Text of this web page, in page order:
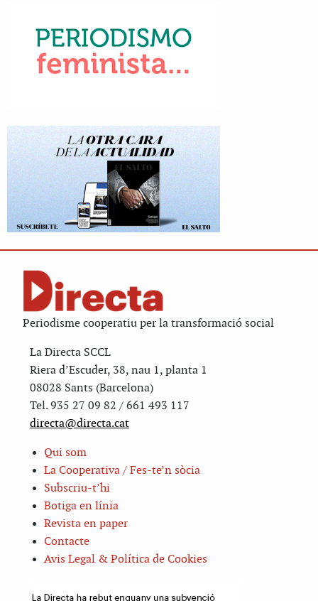
Periodisme cooperatiu per la transformació social
La Directa SCCL
Riera d’Escuder, 38, nau 1, planta 1
08028 Sants (Barcelona)
Tel. 935 27 09 82 / 661 493 117
directa@directa.cat
Qui som
La Cooperativa / Fes-te’n sòcia
Subscriu-t’hi
Botiga en línia
Revista en paper
Contacte
Avis Legal & Política de Cookies